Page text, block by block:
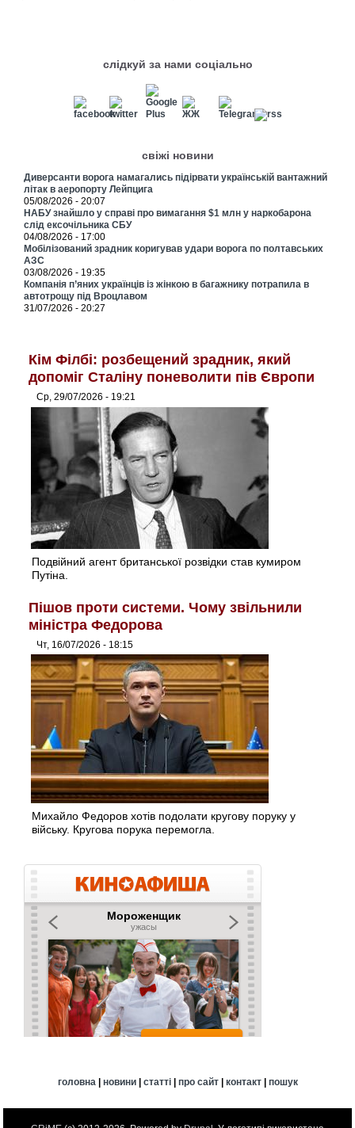
слідкуй за нами соціально
свіжі новини
Диверсанти ворога намагались підірвати українській вантажний
літак в аеропорту Лейпцига
05/08/2026 - 20:07
НАБУ знайшло у справі про вимагання $1 млн у наркобарона
слід ексочільника СБУ
04/08/2026 - 17:00
Мобілізований зрадник коригував удари ворога по полтавських
АЗС
03/08/2026 - 19:35
Компанія п’яних українців із жінкою в багажнику потрапила в
автотрощу під Вроцлавом
31/07/2026 - 20:27
Кім Філбі: розбещений зрадник, який
допоміг Сталіну поневолити пів Європи
Ср, 29/07/2026 - 19:21
Подвійний агент британської розвідки став кумиром
Путіна.
Пішов проти системи. Чому звільнили
міністра Федорова
Чт, 16/07/2026 - 18:15
Михайло Федоров хотів подолати кругову поруку у
війську. Кругова порука перемогла.
головна| новини| статті| про сайт| контакт| пошук